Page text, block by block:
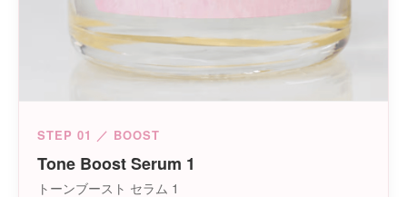
STEP 01 ／ BOOST
Tone Boost Serum 1
トーンブースト セラム 1